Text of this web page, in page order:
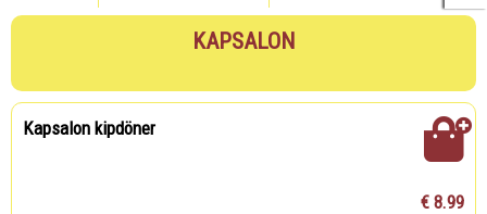
KAPSALON
Kapsalon kipdöner
€ 8.99